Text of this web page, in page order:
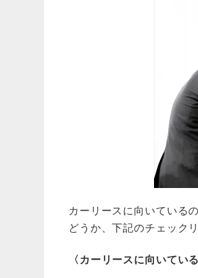
カーリースに向いている
どうか、下記のチェック
〈カーリースに向いてい